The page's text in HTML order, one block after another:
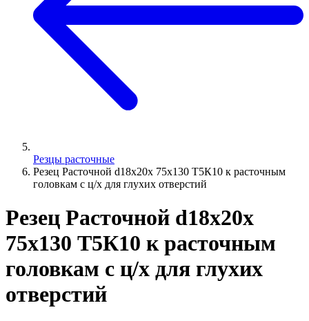
Резцы расточные
Резец Расточной d18х20х 75х130 Т5К10 к расточным
головкам с ц/х для глухих отверстий
Резец Расточной d18х20х
75х130 Т5К10 к расточным
головкам с ц/х для глухих
отверстий